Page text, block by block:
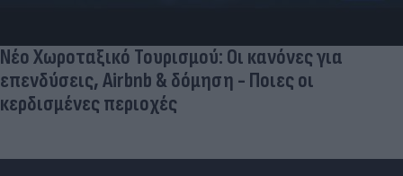
Νέο Χωροταξικό Τουρισμού: Οι κανόνες για
επενδύσεις, Airbnb & δόμηση - Ποιες οι
κερδισμένες περιοχές